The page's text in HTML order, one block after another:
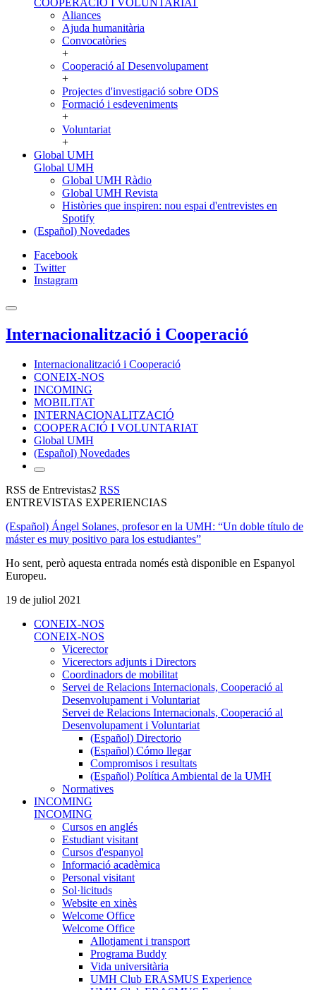
COOPERACIÓ I VOLUNTARIAT
Aliances
Ajuda humanitària
Convocatòries
+
Cooperació aI Desenvolupament
+
Projectes d'investigació sobre ODS
Formació i esdeveniments
+
Voluntariat
+
Global UMH
Global UMH
Global UMH Ràdio
Global UMH Revista
Històries que inspiren: nou espai d'entrevistes en
Spotify
(Español) Novedades
Facebook
Twitter
Instagram
Internacionalització i Cooperació
Internacionalització i Cooperació
CONEIX-NOS
INCOMING
MOBILITAT
INTERNACIONALITZACIÓ
COOPERACIÓ I VOLUNTARIAT
Global UMH
(Español) Novedades
RSS de Entrevistas2 RSS
ENTREVISTAS EXPERIENCIAS
(Español) Ángel Solanes, profesor en la UMH: “Un doble título de
máster es muy positivo para los estudiantes”
Ho sent, però aquesta entrada només està disponible en Espanyol
Europeu.
19 de juliol 2021
CONEIX-NOS
CONEIX-NOS
Vicerector
Vicerectors adjunts i Directors
Coordinadors de mobilitat
Servei de Relacions Internacionals, Cooperació al
Desenvolupament i Voluntariat
Servei de Relacions Internacionals, Cooperació al
Desenvolupament i Voluntariat
(Español) Directorio
(Español) Cómo llegar
Compromisos i resultats
(Español) Política Ambiental de la UMH
Normatives
INCOMING
INCOMING
Cursos en anglés
Estudiant visitant
Cursos d'espanyol
Informació acadèmica
Personal visitant
Sol·licituds
Website en xinès
Welcome Office
Welcome Office
Allotjament i transport
Programa Buddy
Vida universitària
UMH Club ERASMUS Experience